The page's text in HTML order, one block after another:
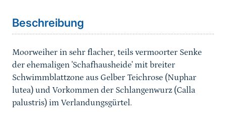
Beschreibung
Moorweiher in sehr flacher, teils vermoorter Senke
der ehemaligen 'Schafhausheide' mit breiter
Schwimmblattzone aus Gelber Teichrose (Nuphar
lutea) und Vorkommen der Schlangenwurz (Calla
palustris) im Verlandungsgürtel.